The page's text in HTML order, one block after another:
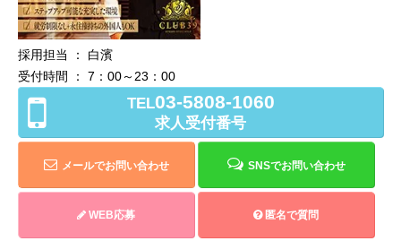
採用担当 ： 白濱
受付時間 ： 7：00～23：00
TEL03-5808-1060
求人受付番号
メールでお問い合わせ SNSでお問い合わせ
WEB応募 匿名で質問